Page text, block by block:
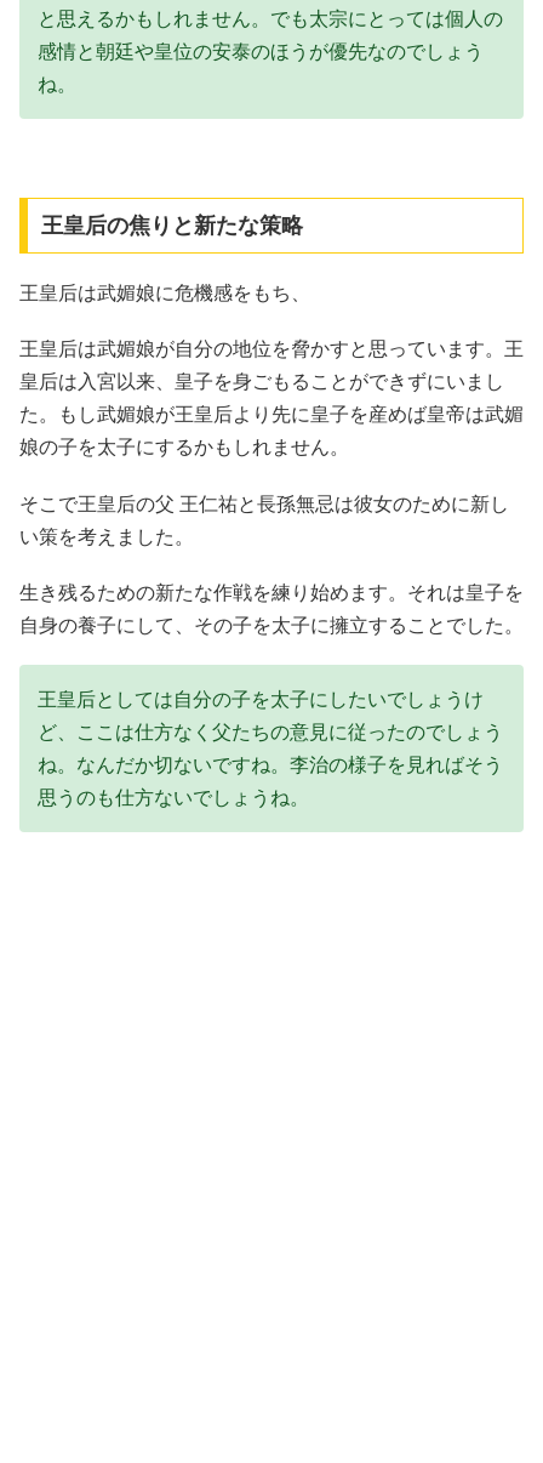
と思えるかもしれません。でも太宗にとっては個人の
感情と朝廷や皇位の安泰のほうが優先なのでしょう
ね。
王皇后の焦りと新たな策略
王皇后は武媚娘に危機感をもち、
王皇后は武媚娘が自分の地位を脅かすと思っています。王
皇后は入宮以来、皇子を身ごもることができずにいまし
た。もし武媚娘が王皇后より先に皇子を産めば皇帝は武媚
娘の子を太子にするかもしれません。
そこで王皇后の父 王仁祐と長孫無忌は彼女のために新し
い策を考えました。
生き残るための新たな作戦を練り始めます。それは皇子を
自身の養子にして、その子を太子に擁立することでした。
王皇后としては自分の子を太子にしたいでしょうけ
ど、ここは仕方なく父たちの意見に従ったのでしょう
ね。なんだか切ないですね。李治の様子を見ればそう
思うのも仕方ないでしょうね。